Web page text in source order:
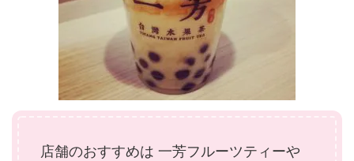
店舗のおすすめは 一芳フルーツティーや